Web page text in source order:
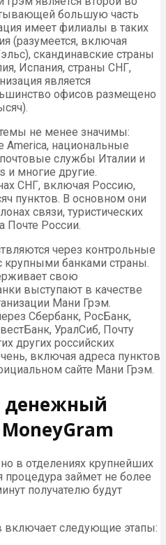
большую часть
имеет филиалы в таких
(разумеется, включая
скандинавские страны
Испания, страны СНГ,
является
офисов размещено
не менее значимы:
America, национальные
службы Италии и
и многие другие.
СНГ, включая Россию,
пунктов. В основном они
связи, туристических
Почте России.
через контрольные
крупными банками страны.
свою
выступают в качестве
Мани Грэм.
Сбербанк, РосБанк,
УралСиб, Почту
других российских
включая адреса пунктов
сайте Мани Грэм.
денежный
в отделениях крупнейших
процедура займет не более
получателю будут
включает следующие этапы: